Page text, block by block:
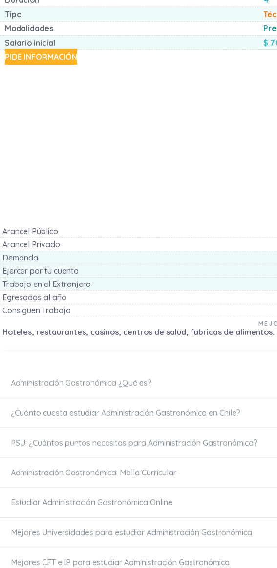
Tipo
Modalidades
Salario inicial
$
PIDE INFORMACIÓN
Arancel Público
Arancel Privado
Demanda
Ejercer por tu cuenta
Trabajo en el Extranjero
Egresados al año
Consiguen Trabajo
Hoteles, restaurantes, casinos, centros de salud, fabricas de alimentos.
Administración Gastronómica ¿Qué es?
¿Cuánto cuesta estudiar Administración Gastronómica en Chile?
PSU: ¿Cuántos puntos necesitas para Administración Gastronómica?
Administración Gastronómica: Malla Curricular
Estudiar Administración Gastronómica Online
Mejores Universidades para estudiar Administración Gastronómica
Mejores CFT e IP para estudiar Administración Gastronómica